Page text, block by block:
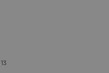
Liczba pozycji:
13